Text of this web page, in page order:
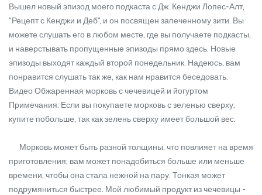
Вышел новый эпизод моего подкаста с Дж. Кенджи Лопес-Алт,
"Рецепт с Кенджи и Деб", и он посвящен запеченному зити. Вы
можете слушать его в любом месте, где вы получаете подкасты,
и наверстывать пропущенные эпизоды прямо здесь. Новые
эпизоды выходят каждый второй понедельник. Надеюсь, вам
понравится слушать так же, как нам нравится беседовать.
Видео Обжаренная морковь с чечевицей и йогуртом
Примечания: Если вы покупаете морковь с зеленью сверху,
купите побольше, так как зелень сверху имеет большой вес.
Морковь может быть разной толщины, что повлияет на время
приготовления; вам может понадобиться больше или меньше
времени, чтобы она стала нежной на пару. Тонкая может
подрумяниться быстрее. Мой любимый продукт из чечевицы -